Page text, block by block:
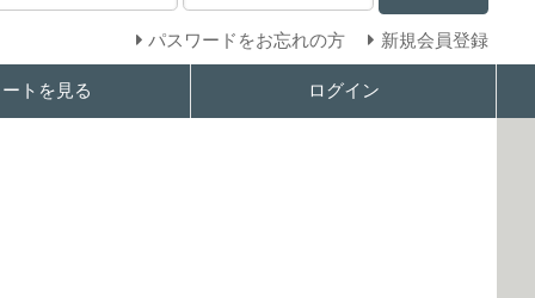
パスワードをお忘れの方 新規会員登録
トを見る ログイン